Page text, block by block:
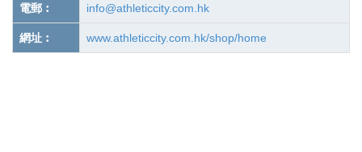
電郵︰ info@athleticcity.com.hk
網址︰ www.athleticcity.com.hk/shop/home